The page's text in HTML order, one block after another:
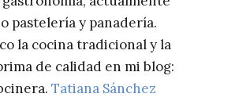
pastelería y panadería.
la cocina tradicional y la
de calidad en mi blog:
Tatiana Sánchez